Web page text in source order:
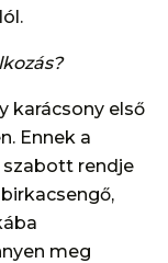
karácsony első
Ennek a
szabott rendje
meg